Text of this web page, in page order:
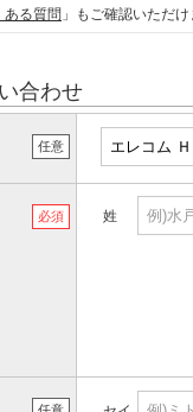
ある質問 」もご確認いただ
合わせ
任意
必須 姓